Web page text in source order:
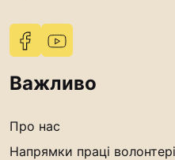
Важливо
Про нас
Напрямки праці